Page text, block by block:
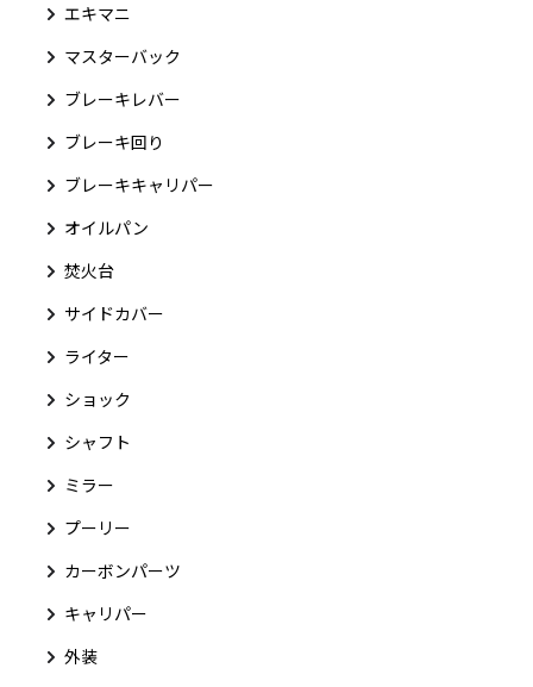
エキマニ
マスターバック
ブレーキレバー
ブレーキ回り
ブレーキキャリパー
オイルパン
焚火台
サイドカバー
ライター
ショック
シャフト
ミラー
プーリー
カーボンパーツ
キャリパー
外装